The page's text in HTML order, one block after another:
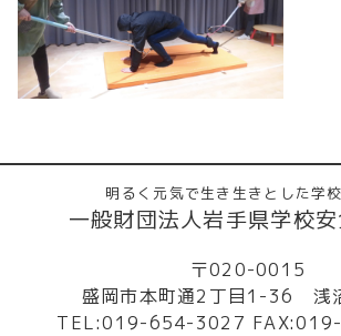
明るく元気で生き生きとした学
一般財団法人岩手県学校
〒020-0015
盛岡市本町通2丁目1-36 浅
TEL:019-654-3027